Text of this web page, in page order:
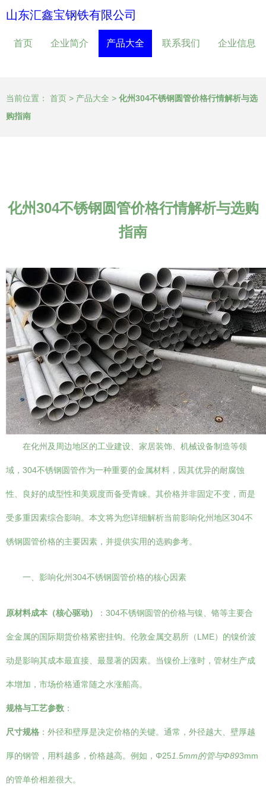
山东汇鑫宝钢铁有限公司
首页 企业简介 产品大全 联系我们 企业信息
当前位置： 首页 > 产品大全 > 化州304不锈钢圆管价格行情解析与选
购指南
化州304不锈钢圆管价格行情解析与选购
指南
在化州及周边地区的工业建设、家居装饰、机械设备制造等领
域，304不锈钢圆管作为一种重要的金属材料，因其优异的耐腐蚀
性、良好的成型性和美观度而备受青睐。其价格并非固定不变，而是
受多重因素综合影响。本文将为您详细解析当前影响化州地区304不
锈钢圆管价格的主要因素，并提供实用的选购参考。
一、影响化州304不锈钢圆管价格的核心因素
原材料成本（核心驱动） ：304不锈钢圆管的价格与镍、铬等主要合
金金属的国际期货价格紧密挂钩。伦敦金属交易所（LME）的镍价波
动是影响其成本最直接、最显著的因素。当镍价上涨时，管材生产成
本增加，市场价格通常随之水涨船高。
规格与工艺参数 ：
尺寸规格 ：外径和壁厚是决定价格的关键。通常，外径越大、壁厚越
厚的钢管，用料越多，价格越高。例如，Φ251.5mm的管与Φ893mm
的管单价相差很大。